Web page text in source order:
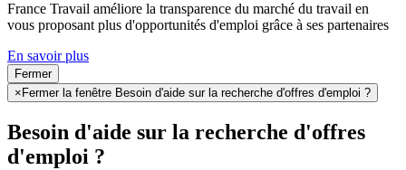
France Travail améliore la transparence du marché du travail en
vous proposant plus d'opportunités d'emploi grâce à ses partenaires
En savoir plus
Fermer
× Fermer la fenêtre Besoin d'aide sur la recherche d'offres d'emploi ?
Besoin d'aide sur la recherche d'offres
d'emploi ?